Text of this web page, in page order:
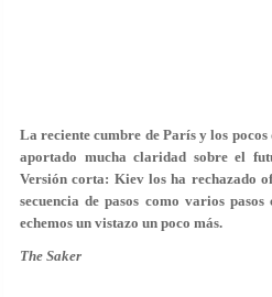
La reciente cumbre de París y los
aportado mucha claridad sobre el
Versión corta: Kiev los ha rechazado
secuencia de pasos como varios
echemos un vistazo un poco más.
The Saker